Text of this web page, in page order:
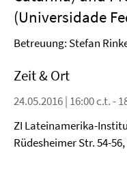
(Universidade
Betreuung: Stefan
Zeit & Ort
24.05.2016 | 16:00 c.t. -
ZI Lateinamerika-
Rüdesheimer Str. 54-